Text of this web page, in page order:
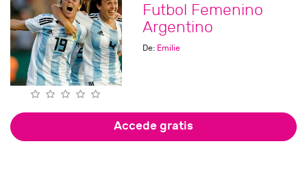
Futbol Femenino
Argentino
De: Emilie
Accede gratis